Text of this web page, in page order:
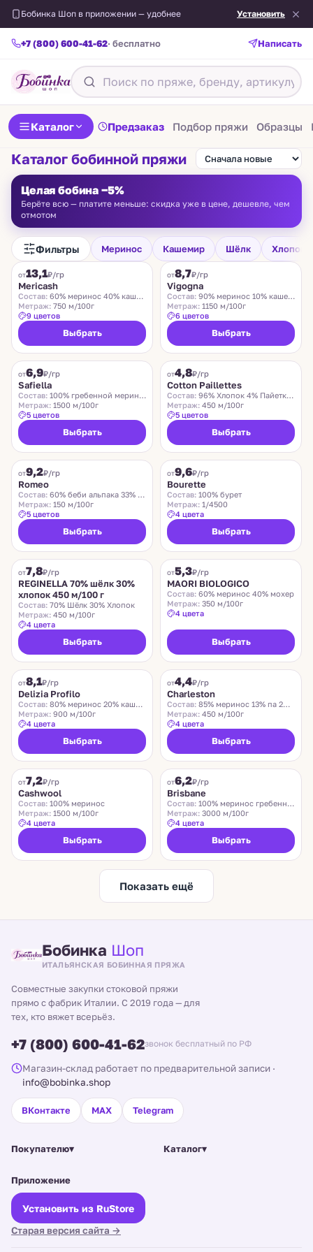
Бобинка Шоп в приложении — удобнее Установить
+7 (800) 600-41-62· бесплатно Написать
Каталог Предзаказ Подбор пряжи Образцы
Каталог бобинной пряжи
Целая бобина −5%
Берёте всю — платите меньше: скидка уже в цене, дешевле, чем
отмотом
Фильтры Меринос Кашемир Шёлк Хлопок
FILAMORE
от13,1₽/гр
Mericash
Состав: 60% меринос 40% кашемир
Метраж: 750 м/100г
9 цветов
Выбрать
VIGOGNA
от8,7₽/гр
Vigogna
Состав: 90% меринос 10% кашемир
Метраж: 1150 м/100г
6 цветов
Выбрать
от6,9₽/гр
Safiella
Состав: 100% гребенной меринос
Метраж: 1500 м/100г
5 цветов
Выбрать
от4,8₽/гр
Cotton Paillettes
Состав: 96% Хлопок 4% Пайетки Полиэстер
Метраж: 450 м/100г
5 цветов
Выбрать
от9,2₽/гр
Romeo
Состав: 60% беби альпака 33% меринос 7% нейлон
Метраж: 150 м/100г
5 цветов
Выбрать
Хит
от9,6₽/гр
Bourette
Состав: 100% бурет
Метраж: 1/4500
4 цвета
Выбрать
от7,8₽/гр
REGINELLA 70% шёлк 30%
хлопок 450 м/100 г
Состав: 70% Шёлк 30% Хлопок
Метраж: 450 м/100г
4 цвета
Выбрать
от5,3₽/гр
MAORI BIOLOGICO
Состав: 60% меринос 40% мохер
Метраж: 350 м/100г
4 цвета
Выбрать
от8,1₽/гр
Delizia Profilo
Состав: 80% меринос 20% кашемир
Метраж: 900 м/100г
4 цвета
Выбрать
от4,4₽/гр
Charleston
Состав: 85% меринос 13% па 2% эластан
Метраж: 450 м/100г
4 цвета
Выбрать
от7,2₽/гр
Cashwool
Состав: 100% меринос
Метраж: 1500 м/100г
4 цвета
Выбрать
от6,2₽/гр
Brisbane
Состав: 100% меринос гребенной
Метраж: 3000 м/100г
4 цвета
Выбрать
Показать ещё
Бобинка Шоп
ИТАЛЬЯНСКАЯ БОБИННАЯ ПРЯЖА
Совместные закупки стоковой пряжи
прямо с фабрик Италии. С 2019 года — для
тех, кто вяжет всерьёз.
+7 (800) 600-41-62звонок бесплатный по РФ
Магазин-склад работает по предварительной записи ·
info@bobinka.shop
ВКонтакте MAX Telegram
Покупателю▾ Каталог▾
Приложение
Установить из RuStore
Старая версия сайта →